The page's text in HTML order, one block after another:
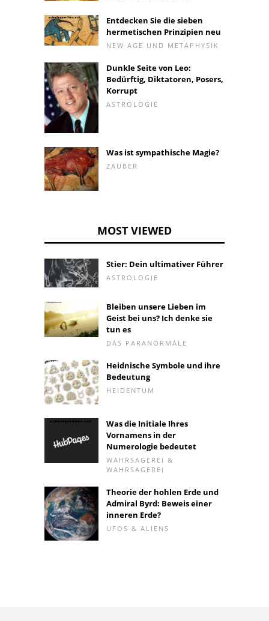
Entdecken Sie die sieben
hermetischen Prinzipien neu
NEW AGE UND METAPHYSIK
Dunkle Seite von Leo:
Bedürftig, Diktatoren, Posers,
Korrupt
ASTROLOGIE
Was ist sympathische Magie?
ZAUBER
MOST VIEWED
Stier: Dein ultimativer Führer
ASTROLOGIE
Bleiben unsere Lieben im
Geist bei uns? Ich denke sie
tun es
DAS PARANORMALE
Heidnische Symbole und ihre
Bedeutung
HEIDENTUM
Was die Initiale Ihres
Vornamens in der
Numerologie bedeutet
WAHRSAGEREI &
WAHRSAGEREI
Theorie der hohlen Erde und
Admiral Byrd: Beweis einer
inneren Erde?
UFOS & ALIENS